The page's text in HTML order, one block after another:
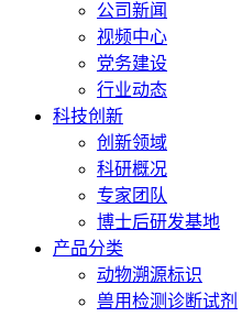
公司新闻
视频中心
党务建设
行业动态
科技创新
创新领域
科研概况
专家团队
博士后研发基地
产品分类
动物溯源标识
兽用检测诊断试剂